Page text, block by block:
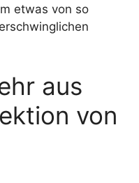
etwas von so
aus
von